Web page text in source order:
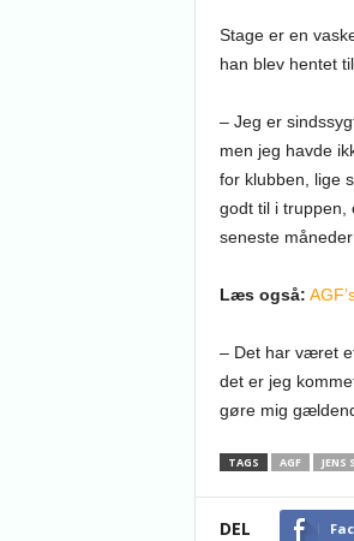
Stage er en
han blev hentet
– Jeg er
men jeg havde
for klubben, lige
godt til i truppen,
seneste
Læs også:
– Det har været
det er jeg
gøre mig
TAGS AGF JENS
DEL